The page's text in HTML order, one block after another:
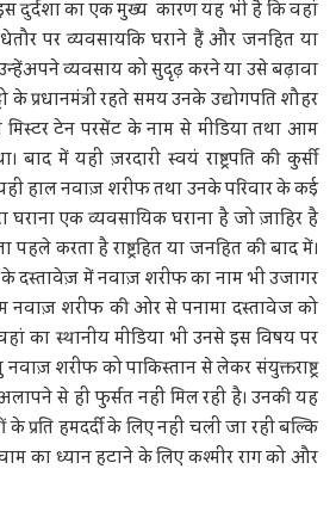
का एक मुख्‍य कारण यह भी है कि वहां
पर व्यवसायकि घराने हैं और जनहित या
उन्हेंअपने व्यवसाय को सुदृढ़ करने या उसे बढ़ावा
के प्रधानमंत्री रहते समय उनके उद्योगपति शौहर
टेन परसेंट के नाम से मीडिया तथा आम
बाद में यही ज़रदारी स्वयं राष्ट्रपति की कुर्सी
हाल नवाज़ शरीफ तथा उनके परिवार के कई
घराना एक व्यवसायिक घराना है जो ज़ाहिर है
करता है राष्ट्रहित या जनहित की बाद में।
के दस्तावेज़ में नवाज़ शरीफ का नाम भी उजागर
नवाज़ शरीफ की ओर से पनामा दस्तावेज को
का स्थानीय मीडिया भी उनसे इस विषय पर
नवाज़ शरीफ को पाकिस्तान से लेकर संयुक्तराष्ट्र
से ही फुर्सत नहीं मिल रही है। उनकी यह
प्रति हमदर्दी के लिए नहीं चली जा रही बल्कि
का ध्यान हटाने के लिए कश्मीर राग को और